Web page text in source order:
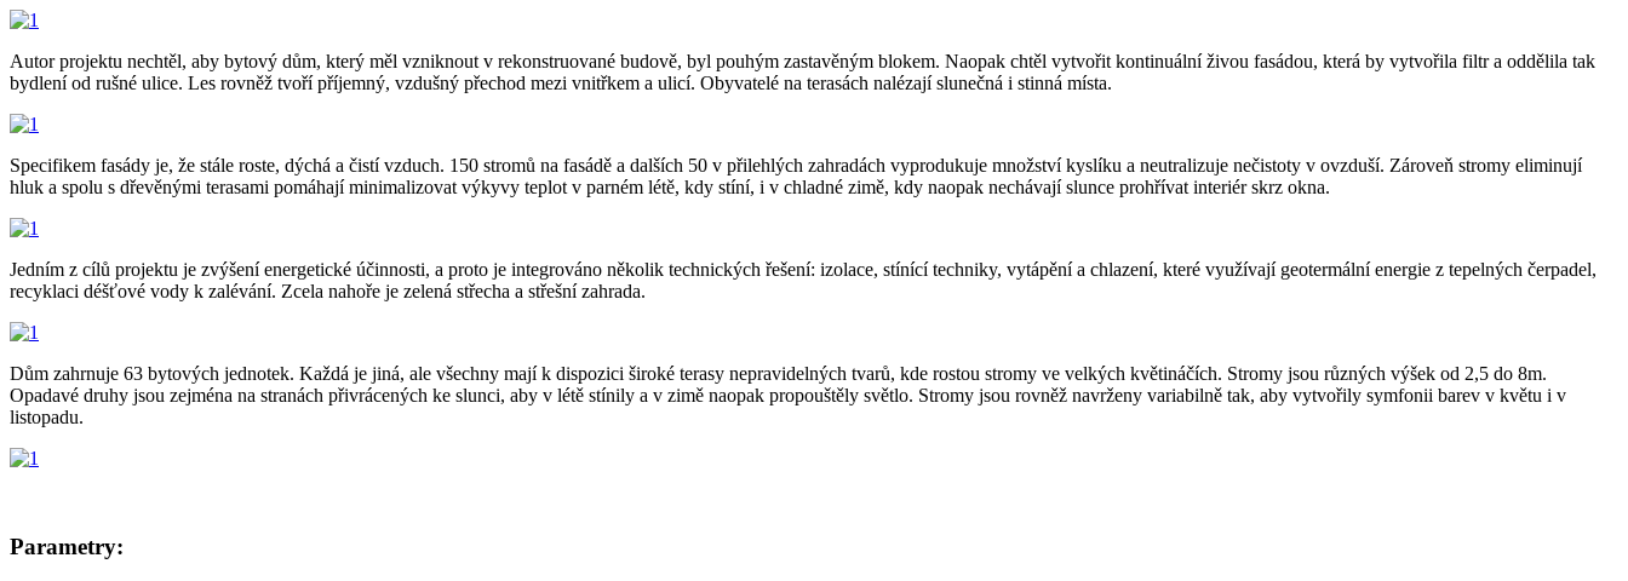
Autor projektu nechtěl, aby bytový dům, který měl vzniknout v rekonstruované budově, byl pouhým zastavěným blokem. Naopak chtěl vytvořit kontinuální živou fasádou, která by vytvořila filtr a oddělila tak
bydlení od rušné ulice. Les rovněž tvoří příjemný, vzdušný přechod mezi vnitřkem a ulicí. Obyvatelé na terasách nalézají slunečná i stinná místa.
Specifikem fasády je, že stále roste, dýchá a čistí vzduch. 150 stromů na fasádě a dalších 50 v přilehlých zahradách vyprodukuje množství kyslíku a neutralizuje nečistoty v ovzduší. Zároveň stromy eliminují
hluk a spolu s dřevěnými terasami pomáhají minimalizovat výkyvy teplot v parném létě, kdy stíní, i v chladné zimě, kdy naopak nechávají slunce prohřívat interiér skrz okna.
Jedním z cílů projektu je zvýšení energetické účinnosti, a proto je integrováno několik technických řešení: izolace, stínící techniky, vytápění a chlazení, které využívají geotermální energie z tepelných čerpadel,
recyklaci déšťové vody k zalévání. Zcela nahoře je zelená střecha a střešní zahrada.
Dům zahrnuje 63 bytových jednotek. Každá je jiná, ale všechny mají k dispozici široké terasy nepravidelných tvarů, kde rostou stromy ve velkých květináčích. Stromy jsou různých výšek od 2,5 do 8m.
Opadavé druhy jsou zejména na stranách přivrácených ke slunci, aby v létě stínily a v zimě naopak propouštěly světlo. Stromy jsou rovněž navrženy variabilně tak, aby vytvořily symfonii barev v květu i v
listopadu.
Parametry: